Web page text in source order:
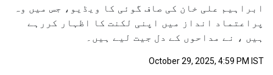
ابراہیم علی خان کی صاف گوئی کا ویڈیو، جس میں وہ
پراعتماد انداز میں اپنی لکنت کا اظہار کررہے
ہیں ، نے مداحوں کے دل جیت لیے ہیں۔
October 29, 2025, 4:59 PM IST